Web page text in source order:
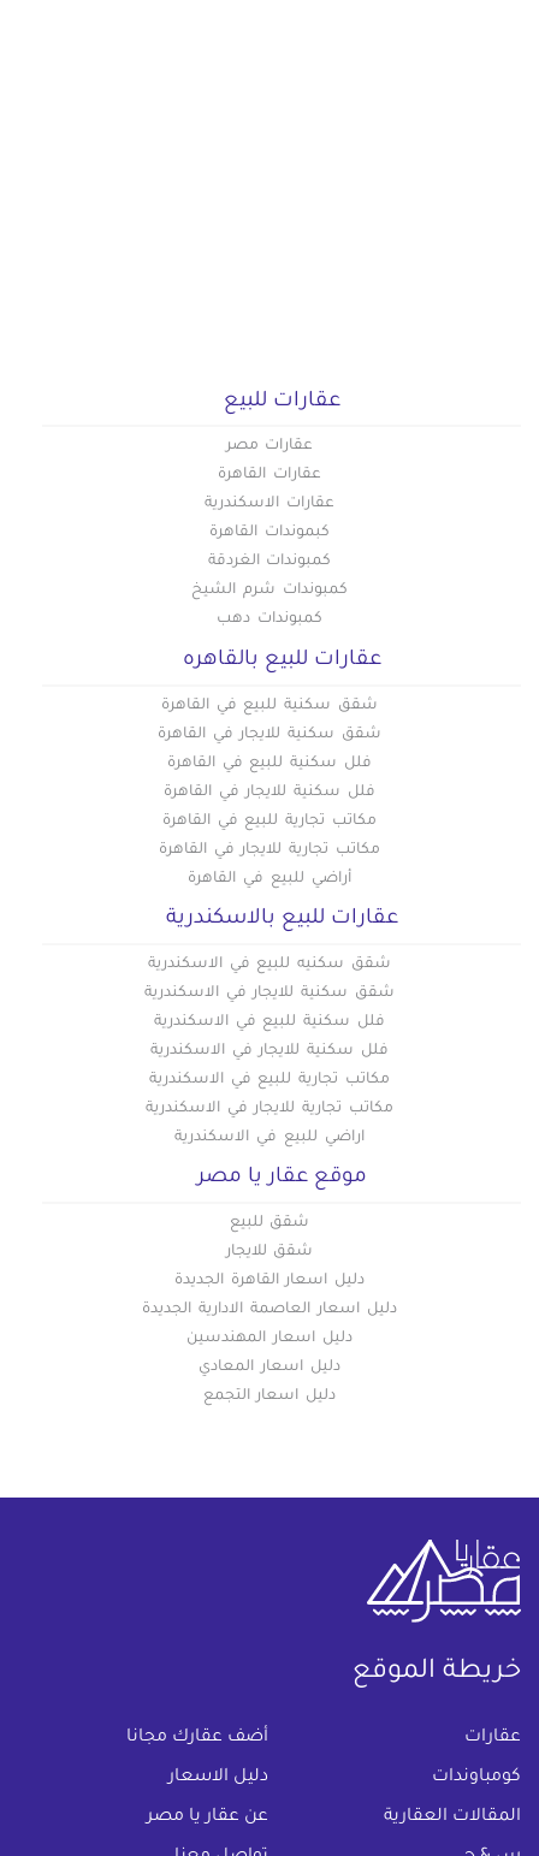
عقارات للبيع
عقارات مصر
عقارات القاهرة
عقارات الاسكندرية
كبموندات القاهرة
كمبوندات الغردقة
كمبوندات شرم الشيخ
كمبوندات دهب
عقارات للبيع بالقاهره
شقق سكنية للبيع في القاهرة
شقق سكنية للايجار في القاهرة
فلل سكنية للبيع في القاهرة
فلل سكنية للايجار في القاهرة
مكاتب تجارية للبيع في القاهرة
مكاتب تجارية للايجار في القاهرة
أراضي للبيع في القاهرة
عقارات للبيع بالاسكندرية
شقق سكنيه للبيع في الاسكندرية
شقق سكنية للايجار في الاسكندرية
فلل سكنية للبيع في الاسكندرية
فلل سكنية للايجار في الاسكندرية
مكاتب تجارية للبيع في الاسكندرية
مكاتب تجارية للايجار في الاسكندرية
اراضي للبيع في الاسكندرية
موقع عقار يا مصر
شقق للبيع
شقق للايجار
دليل اسعار القاهرة الجديدة
دليل اسعار العاصمة الادارية الجديدة
دليل اسعار المهندسين
دليل اسعار المعادي
دليل اسعار التجمع
خريطة الموقع
عقارات أضف عقارك مجانا
كومباوندات دليل الاسعار
المقالات العقارية عن عقار يا مصر